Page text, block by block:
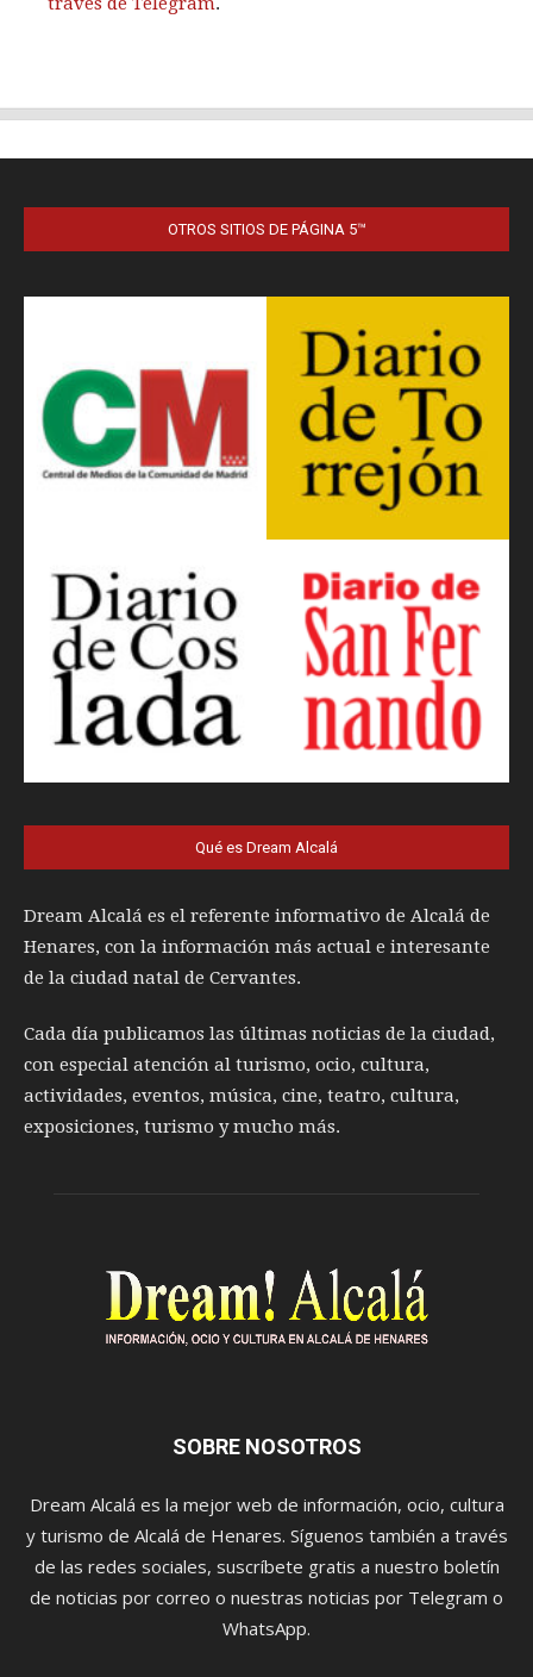
OTROS SITIOS DE PÁGINA 5™
Qué es Dream Alcalá
Dream Alcalá es el referente informativo de Alcalá de
Henares, con la información más actual e interesante
de la ciudad natal de Cervantes.
Cada día publicamos las últimas noticias de la ciudad,
con especial atención al turismo, ocio, cultura,
actividades, eventos, música, cine, teatro, cultura,
exposiciones, turismo y mucho más.
SOBRE NOSOTROS
Dream Alcalá es la mejor web de información, ocio, cultura
y turismo de Alcalá de Henares. Síguenos también a través
de las redes sociales, suscríbete gratis a nuestro boletín
de noticias por correo o nuestras noticias por Telegram o
WhatsApp.